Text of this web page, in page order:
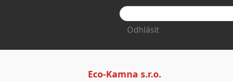
Odhlásit
Eco-Kamna s.r.o.